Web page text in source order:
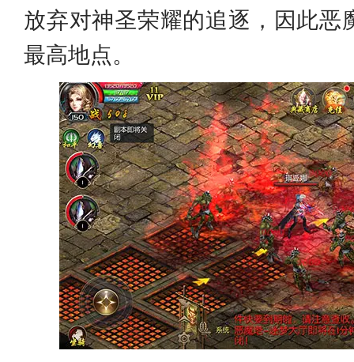
放弃对神圣荣耀的追逐，因此恶
最高地点。